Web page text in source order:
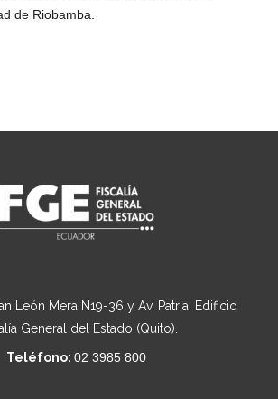
de Riobamba.
León Mera N19-36 y Av. Patria, Edificio
General del Estado (Quito).
Teléfono: 02 3985 800